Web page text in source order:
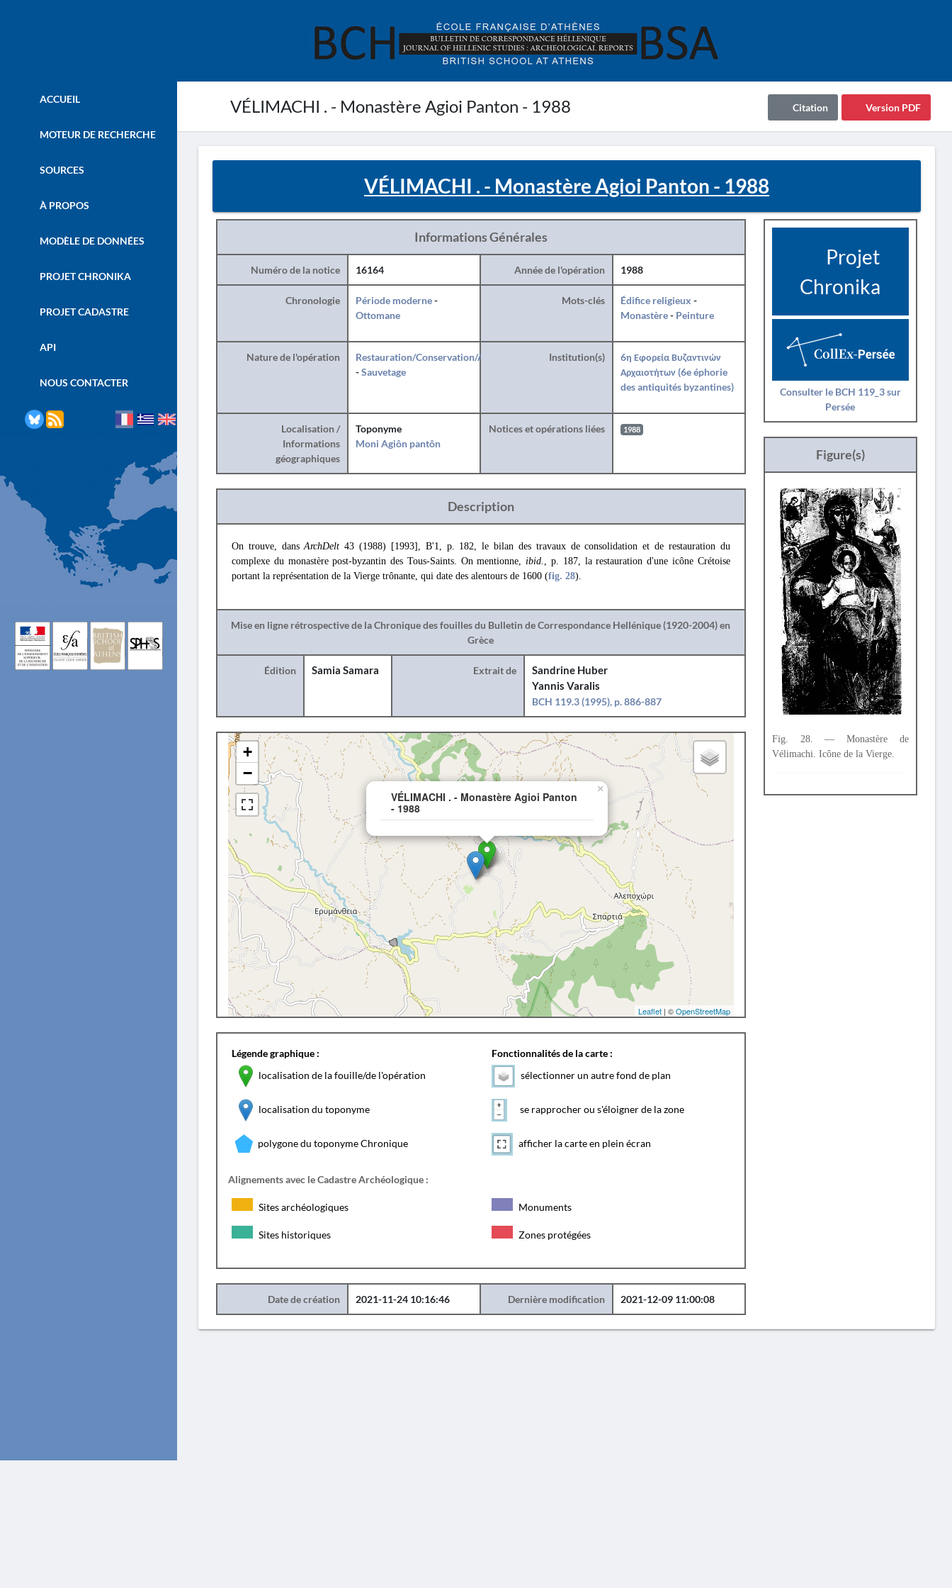
VÉLIMACHI . - Monastère Agioi Panton - 1988 Version PDF
Citation
ACCUEIL
MOTEUR DE RECHERCHE
SOURCES
À PROPOS
MODÈLE DE DONNÉES
PROJET CHRONIKA
PROJET CADASTRE
API
NOUS CONTACTER
VÉLIMACHI . - Monastère Agioi Panton - 1988
Informations Générales
Numéro de la notice 16164 Année de l'opération 1988
Chronologie Période moderne-
Ottomane
Mots-clés Édifice religieux -
Monastère- Peinture
Nature de l'opération
Restauration/Conservation/Anastylose
-Sauvetage
Institution(s)
6η Εφορεία Βυζαντινών
Αρχαιοτήτων (6e éphorie
des antiquités byzantines)
Localisation /
Informations
géographiques
Toponyme
Moni Agiôn pantôn
Notices et opérations liées 1988
Description
On trouve, dansArchDelt43 (1988) [1993], Β'1, p. 182, le bilan des travaux de consolidation et de restauration du
complexe du monastère post-byzantin des Tous-Saints. On mentionne,ibid. , p. 187, la restauration d'une icône Crétoise
portant la représentation de la Vierge trônante, qui date des alentours de 1600 (fig. 28).
Mise en ligne rétrospective de la Chronique des fouilles du Bulletin de Correspondance Hellénique (1920-2004) en
Grèce
Édition Samia Samara Extrait de
Sandrine Huber
Yannis Varalis
BCH 119.3 (1995), p. 886-887
VÉLIMACHI . - Monastère Agioi Panton
- 1988
×
+
−
Leaflet| ©OpenStreetMap
Légende graphique :
localisation de la fouille/de l'opération
localisation du toponyme
polygone du toponyme Chronique
Fonctionnalités de la carte :
sélectionner un autre fond de plan
se rapprocher ou s'éloigner de la zone
afficher la carte en plein écran
Alignements avec le Cadastre Archéologique :
Sites archéologiques Monuments
Sites historiques Zones protégées
Date de création 2021-11-24 10:16:46 Dernière modification 2021-12-09 11:00:08
Projet
Chronika
Consulter le BCH 119_3 sur
Persée
Figure(s)
Fig. 28. — Monastère de
Vélimachi. Icône de la Vierge.